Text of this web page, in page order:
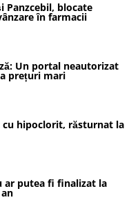
Panzcebil, blocate
în farmacii
Un portal neautorizat
prețuri mari
cu hipoclorit, răsturnat la
ar putea fi finalizat la